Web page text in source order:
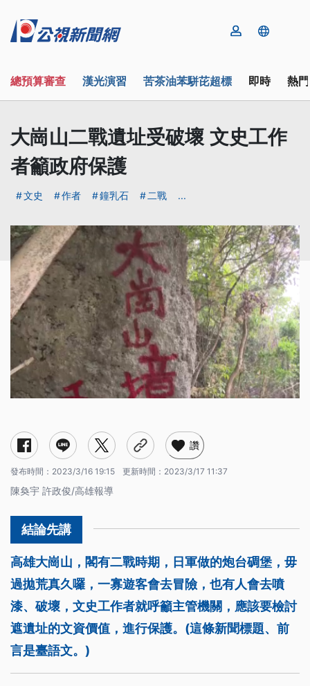
總預算審查 漢光演習 苦茶油苯駢芘超標 即時 熱
大崗山二戰遺址受破壞 文史工作
者籲政府保護
文史 作者 鐘乳石 二戰 ...
讚
發布時間： 2023/3/16 19:15 更新時間： 2023/3/17 11:37
陳奐宇 許政俊/高雄報導
高雄大崗山，閣有二戰時期，日軍做的炮台碉堡，毋
過拋荒真久囉，一寡遊客會去冒險，也有人會去噴
漆、破壞，文史工作者就呼籲主管機關，應該要檢討
遮遺址的文資價值，進行保護。(這條新聞標題、前
言是臺語文。)